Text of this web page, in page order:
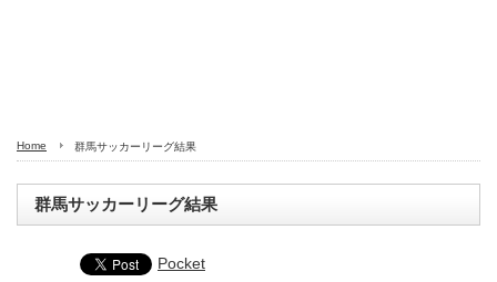
Home 群馬サッカーリーグ結果
群馬サッカーリーグ結果
Pocket